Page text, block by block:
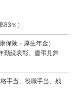
83％）
保険・厚生年金）
勤続表彰、慶弔見舞
手当、役職手当、残